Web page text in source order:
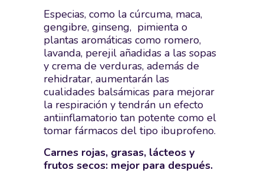
Especias, como la cúrcuma, maca,
gengibre, ginseng, pimienta o
plantas aromáticas como romero,
lavanda, perejil añadidas a las sopas
y crema de verduras, además de
rehidratar, aumentarán las
cualidades balsámicas para mejorar
la respiración y tendrán un efecto
antiinflamatorio tan potente como el
tomar fármacos del tipo ibuprofeno.
Carnes rojas, grasas, lácteos y
frutos secos: mejor para después.